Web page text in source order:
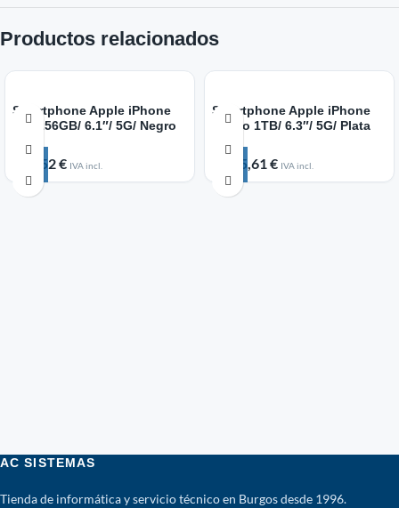
Productos relacionados
Smartphone Apple iPhone
17e 256GB/ 6.1″/ 5G/ Negro
768,52€ IVA incl.
Smartphone Apple iPhone
17 Pro 1TB/ 6.3″/ 5G/ Plata
1.855,61€ IVA incl.
AC SISTEMAS
Tienda de informática y servicio técnico en Burgos desde 1996.